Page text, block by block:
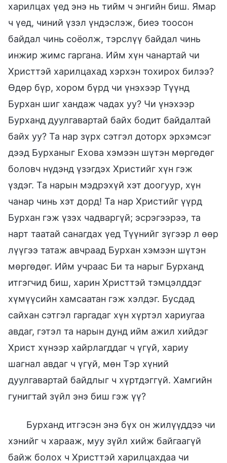
харилцах үед энэ нь тийм ч энгийн биш. Ямар
ч үед, чиний үзэл үндэслэж, биеэ тоосон
байдал чинь соёолж, тэрслүү байдал чинь
инжир жимс гаргана. Ийм хүн чанартай чи
Христтэй харилцахад хэрхэн тохирох билээ?
Өдөр бүр, хором бүрд чи үнэхээр Түүнд
Бурхан шиг хандаж чадах уу? Чи үнэхээр
Бурханд дуулгавартай байх бодит байдалтай
байх уу? Та нар зүрх сэтгэл доторх эрхэмсэг
дээд Бурханыг Ехова хэмээн шүтэн мөргөдөг
боловч нүдэнд үзэгдэх Христийг хүн гэж
үздэг. Та нарын мэдрэхүй хэт доогуур, хүн
чанар чинь хэт дорд! Та нар Христийг үүрд
Бурхан гэж үзэх чадваргүй; эсрэгээрээ, та
нарт таатай санагдах үед Түүнийг зүгээр л өөр
лүүгээ татаж авчраад Бурхан хэмээн шүтэн
мөргөдөг. Ийм учраас Би та нарыг Бурханд
итгэгчид биш, харин Христтэй тэмцэлддэг
хүмүүсийн хамсаатан гэж хэлдэг. Бусдад
сайхан сэтгэл гаргадаг хүн хүртэл хариугаа
авдаг, гэтэл та нарын дунд ийм ажил хийдэг
Христ хүнээр хайрлагддаг ч үгүй, хариу
шагнал авдаг ч үгүй, мөн Тэр хүний
дуулгавартай байдлыг ч хүртдэггүй. Хамгийн
гунигтай зүйл энэ биш гэж үү?
Бурханд итгэсэн энэ бүх он жилүүддээ чи
хэнийг ч харааж, муу зүйл хийж байгаагүй
байж болох ч Христтэй харилцахдаа чи